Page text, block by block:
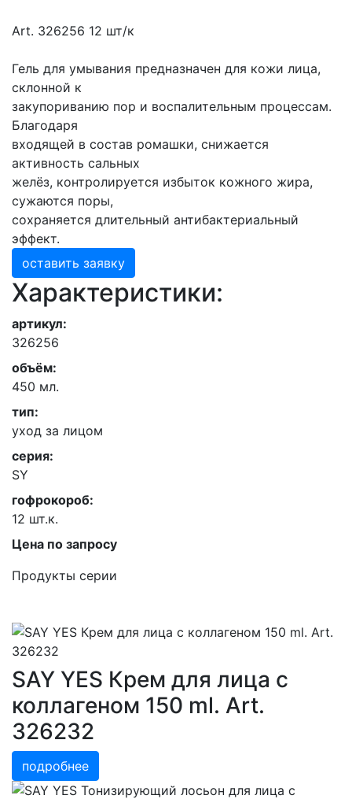
Art. 326256 12 шт/к
Гель для умывания предназначен для кожи лица,
склонной к
закупориванию пор и воспалительным процессам.
Благодаря
входящей в состав ромашки, снижается
активность сальных
желёз, контролируется избыток кожного жира,
сужаются поры,
сохраняется длительный антибактериальный
эффект.
оставить заявку
Характеристики:
артикул:
326256
объём:
450 мл.
тип:
уход за лицом
серия:
SY
гофрокороб:
12 шт.к.
Цена по запросу
Продукты серии
SAY YES Крем для лица с
коллагеном 150 ml. Art.
326232
подробнее